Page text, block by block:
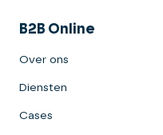
B2B Online
Over ons
Diensten
Cases